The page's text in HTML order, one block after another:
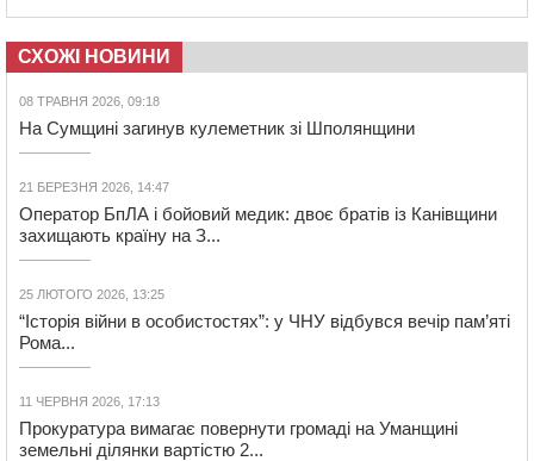
СХОЖІ НОВИНИ
08 ТРАВНЯ 2026, 09:18
На Сумщині загинув кулеметник зі Шполянщини
21 БЕРЕЗНЯ 2026, 14:47
Оператор БпЛА і бойовий медик: двоє братів із Канівщини
захищають країну на З...
25 ЛЮТОГО 2026, 13:25
“Історія війни в особистостях”: у ЧНУ відбувся вечір пам’яті
Рома...
11 ЧЕРВНЯ 2026, 17:13
Прокуратура вимагає повернути громаді на Уманщині
земельні ділянки вартістю 2...